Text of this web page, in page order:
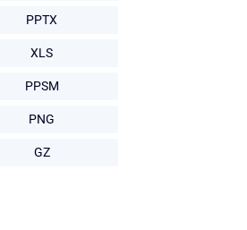
PPTX
XLS
PPSM
PNG
GZ